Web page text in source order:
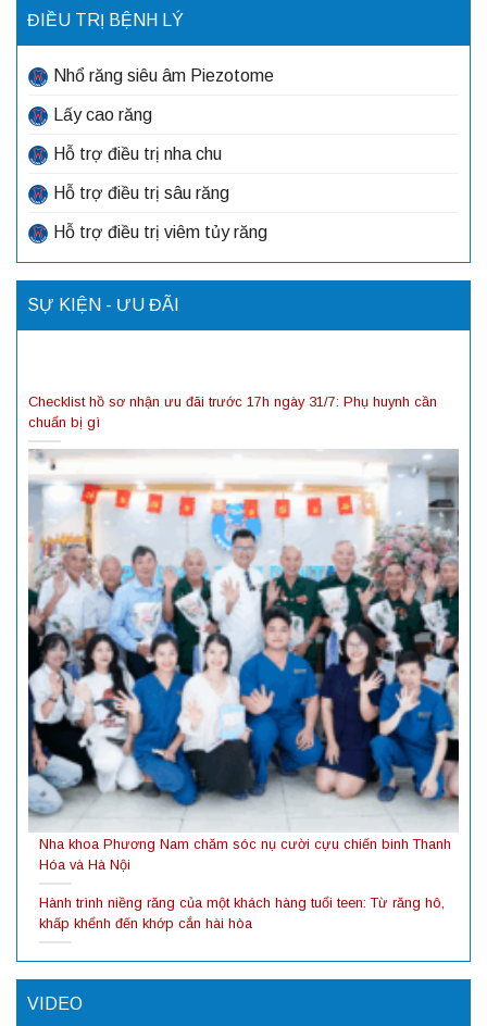
ĐIỀU TRỊ BỆNH LÝ
Nhổ răng siêu âm Piezotome
Lấy cao răng
Hỗ trợ điều trị nha chu
Hỗ trợ điều trị sâu răng
Hỗ trợ điều trị viêm tủy răng
SỰ KIỆN - ƯU ĐÃI
Checklist hồ sơ nhận ưu đãi trước 17h ngày 31/7: Phụ huynh cần
chuẩn bị gì
Nha khoa Phương Nam chăm sóc nụ cười cựu chiến binh Thanh
Hóa và Hà Nội
Hành trình niềng răng của một khách hàng tuổi teen: Từ răng hô,
khấp khểnh đến khớp cắn hài hòa
VIDEO